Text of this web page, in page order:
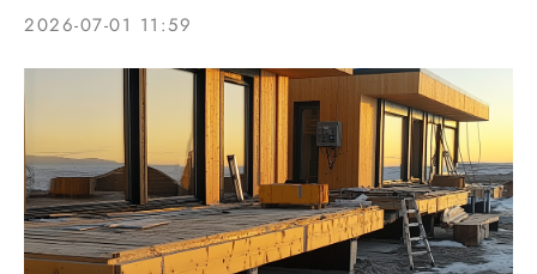
2026-07-01 11:59